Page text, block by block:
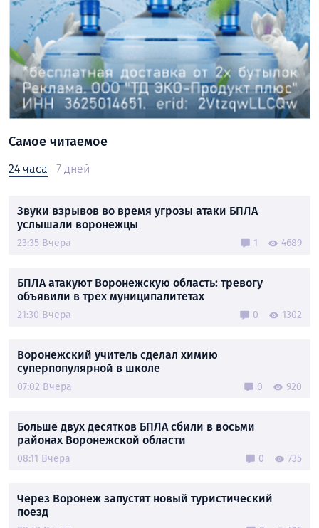
Самое читаемое
24 часа 7 дней
Звуки взрывов во время угрозы атаки БПЛА
услышали воронежцы
23:35 Вчера 1 4689
БПЛА атакуют Воронежскую область: тревогу
объявили в трех муниципалитетах
21:30 Вчера 0 1302
Воронежский учитель сделал химию
суперпопулярной в школе
07:02 Вчера 0 920
Больше двух десятков БПЛА сбили в восьми
районах Воронежской области
08:11 Вчера 0 735
Через Воронеж запустят новый туристический
поезд